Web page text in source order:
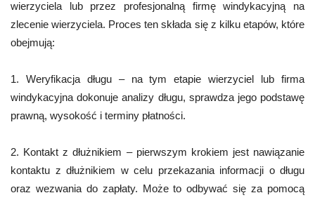
wierzyciela lub przez profesjonalną firmę windykacyjną na
zlecenie wierzyciela. Proces ten składa się z kilku etapów, które
obejmują:
1. Weryfikacja długu – na tym etapie wierzyciel lub firma
windykacyjna dokonuje analizy długu, sprawdza jego podstawę
prawną, wysokość i terminy płatności.
2. Kontakt z dłużnikiem – pierwszym krokiem jest nawiązanie
kontaktu z dłużnikiem w celu przekazania informacji o długu
oraz wezwania do zapłaty. Może to odbywać się za pomocą